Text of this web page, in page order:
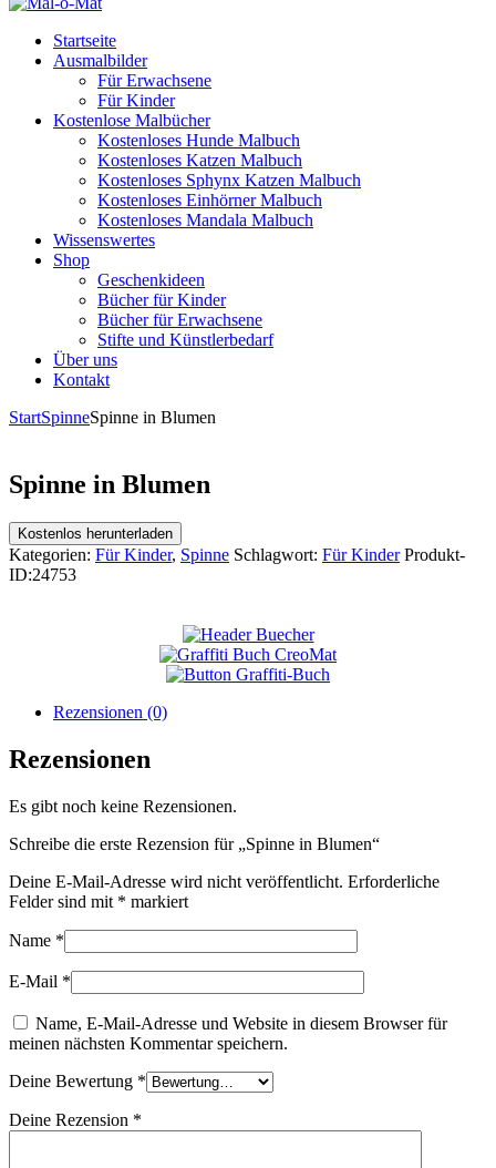
Startseite
Ausmalbilder
Für Erwachsene
Für Kinder
Kostenlose Malbücher
Kostenloses Hunde Malbuch
Kostenloses Katzen Malbuch
Kostenloses Sphynx Katzen Malbuch
Kostenloses Einhörner Malbuch
Kostenloses Mandala Malbuch
Wissenswertes
Shop
Geschenkideen
Bücher für Kinder
Bücher für Erwachsene
Stifte und Künstlerbedarf
Über uns
Kontakt
StartSpinneSpinne in Blumen
Spinne in Blumen
Kostenlos herunterladen
Kategorien: Für Kinder, Spinne Schlagwort: Für Kinder Produkt-
ID:24753
Rezensionen (0)
Rezensionen
Es gibt noch keine Rezensionen.
Schreibe die erste Rezension für „Spinne in Blumen“
Deine E-Mail-Adresse wird nicht veröffentlicht. Erforderliche
Felder sind mit * markiert
Name *
E-Mail *
Name, E-Mail-Adresse und Website in diesem Browser für
meinen nächsten Kommentar speichern.
Deine Bewertung *
Deine Rezension *